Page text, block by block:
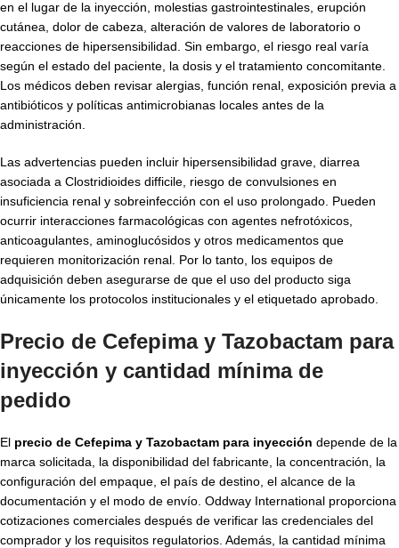
en el lugar de la inyección, molestias gastrointestinales, erupción
cutánea, dolor de cabeza, alteración de valores de laboratorio o
reacciones de hipersensibilidad. Sin embargo, el riesgo real varía
según el estado del paciente, la dosis y el tratamiento concomitante.
Los médicos deben revisar alergias, función renal, exposición previa a
antibióticos y políticas antimicrobianas locales antes de la
administración.
Las advertencias pueden incluir hipersensibilidad grave, diarrea
asociada a Clostridioides difficile, riesgo de convulsiones en
insuficiencia renal y sobreinfección con el uso prolongado. Pueden
ocurrir interacciones farmacológicas con agentes nefrotóxicos,
anticoagulantes, aminoglucósidos y otros medicamentos que
requieren monitorización renal. Por lo tanto, los equipos de
adquisición deben asegurarse de que el uso del producto siga
únicamente los protocolos institucionales y el etiquetado aprobado.
Precio de Cefepima y Tazobactam para
inyección y cantidad mínima de
pedido
El precio de Cefepima y Tazobactam para inyección depende de la
marca solicitada, la disponibilidad del fabricante, la concentración, la
configuración del empaque, el país de destino, el alcance de la
documentación y el modo de envío. Oddway International proporciona
cotizaciones comerciales después de verificar las credenciales del
comprador y los requisitos regulatorios. Además, la cantidad mínima